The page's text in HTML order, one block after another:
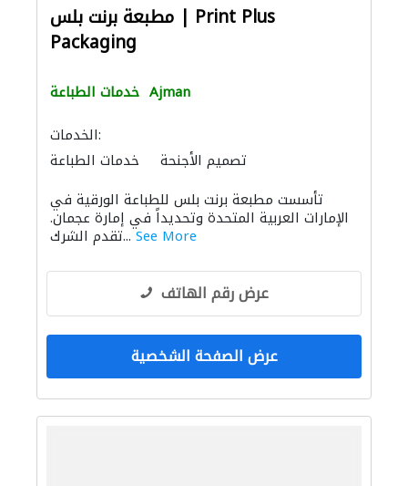
مطبعة برنت بلس | Print Plus
Packaging
خدمات الطباعة Ajman
الخدمات:
خدمات الطباعة
تصميم الأجنحة
تأسست مطبعة برنت بلس للطباعة الورقية في
الإمارات العربية المتحدة وتحديداً في إمارة عجمان.
تقدم الشرك...See More
عرض رقم الهاتف
عرض الصفحة الشخصية